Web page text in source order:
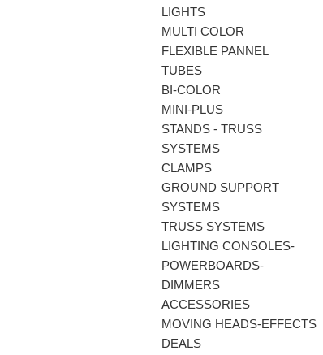
LIGHTS
MULTI COLOR
FLEXIBLE PANNEL
TUBES
BI-COLΟR
MINI-PLUS
STANDS - TRUSS
SYSTEMS
CLAMPS
GROUND SUPPORT
SYSTEMS
TRUSS SYSTEMS
LIGHTING CONSOLES-
POWERBOARDS-
DIMMERS
ACCESSORIES
MOVING HEADS-EFFECTS
DEALS